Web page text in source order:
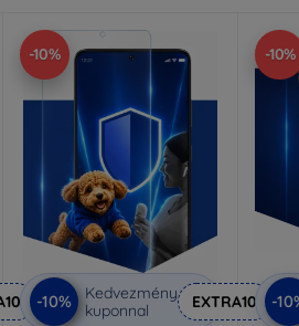
-10%
-10%
Kedvezmény
kuponnal
EXTRA10
-10%
-